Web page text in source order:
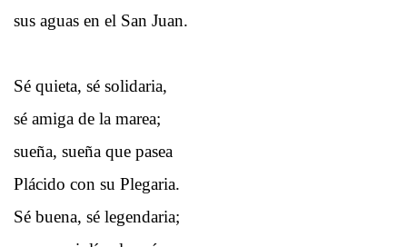
sus aguas en el San Juan.
Sé quieta, sé solidaria,
sé amiga de la marea;
sueña, sueña que pasea
Plácido con su Plegaria.
Sé buena, sé legendaria;